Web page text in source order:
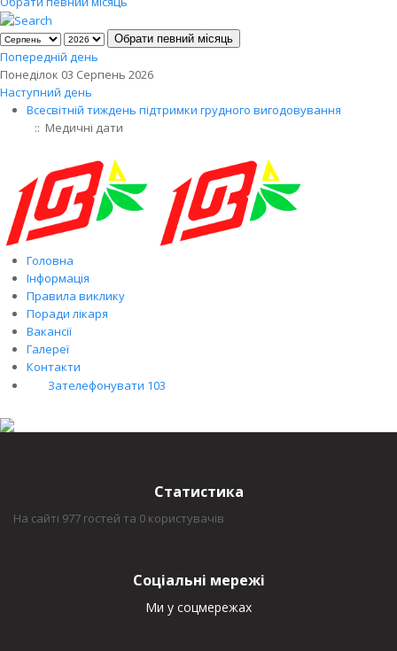
Обрати певний місяць
Попередній день
Понеділок 03 Серпень 2026
Наступний день
Всесвітній тиждень підтримки грудного вигодовування
:: Медичні дати
Головна
Інформація
Правила виклику
Поради лікаря
Вакансії
Галереї
Контакти
Зателефонувати 103
Статистика
На сайті 977 гостей та 0 користувачів
Соціальні мережі
Ми у соцмережах